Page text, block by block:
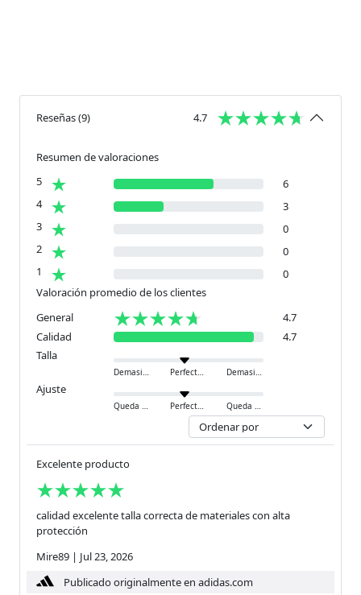
Reseñas(9) 4.7
Resumen de valoraciones
5
6
4
3
3
0
2
0
1
0
Valoración promedio de los clientes
General
4.7
Calidad
4.7
Talla
Demasiado pequeño Perfecto Demasiado grande
Ajuste
Queda ajustado Perfecto Queda holgado
Excelente producto
calidad excelente talla correcta de materiales con alta
protección
Mire89 | Jul 23, 2026
Publicado originalmente en adidas.com